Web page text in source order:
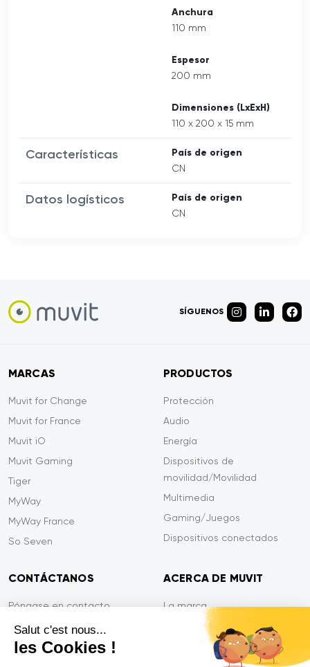
Salut c'est nous...
les Cookies !
Anchura
110 mm
Espesor
200 mm
Dimensiones (LxExH)
110 x 200 x 15 mm
Características País de origen
CN
Datos logísticos País de origen
CN
SÍGUENOS
MARCAS
Muvit for Change
Muvit for France
Muvit iO
Muvit Gaming
Tiger
MyWay
MyWay France
So Seven
PRODUCTOS
Protección
Audio
Energía
Dispositivos de
movilidad/Movilidad
Multimedia
Gaming/Juegos
Dispositivos conectados
CONTÁCTANOS
Póngase en contacto
Pago seguro
Eficiencia en el servicio
ACERCA DE MUVIT
La marca
Sala de prensa
Privacidad